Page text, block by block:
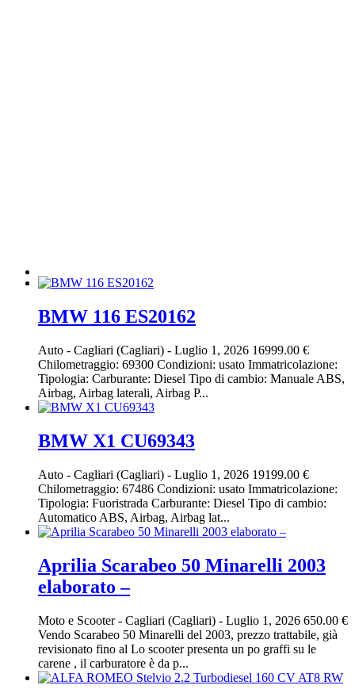
BMW 116 ES20162
Auto - Cagliari (Cagliari) - Luglio 1, 2026 16999.00 €
Chilometraggio: 69300 Condizioni: usato Immatricolazione:
Tipologia: Carburante: Diesel Tipo di cambio: Manuale ABS,
Airbag, Airbag laterali, Airbag P...
BMW X1 CU69343
Auto - Cagliari (Cagliari) - Luglio 1, 2026 19199.00 €
Chilometraggio: 67486 Condizioni: usato Immatricolazione:
Tipologia: Fuoristrada Carburante: Diesel Tipo di cambio:
Automatico ABS, Airbag, Airbag lat...
Aprilia Scarabeo 50 Minarelli 2003
elaborato –
Moto e Scooter- Cagliari (Cagliari) - Luglio 1, 2026 650.00 €
Vendo Scarabeo 50 Minarelli del 2003, prezzo trattabile, già
revisionato fino al Lo scooter presenta un po graffi su le
carene , il carburatore è da p...